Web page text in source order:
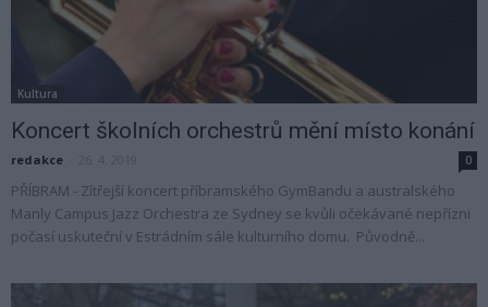
Kultura
Koncert školních orchestrů mění místo konání
redakce 0
PŘÍBRAM - Zítřejší koncert příbramského GymBandu a australského
Manly Campus Jazz Orchestra ze Sydney se kvůli očekávané nepřízni
počasí uskuteční v Estrádním sále kulturního domu. Původně...